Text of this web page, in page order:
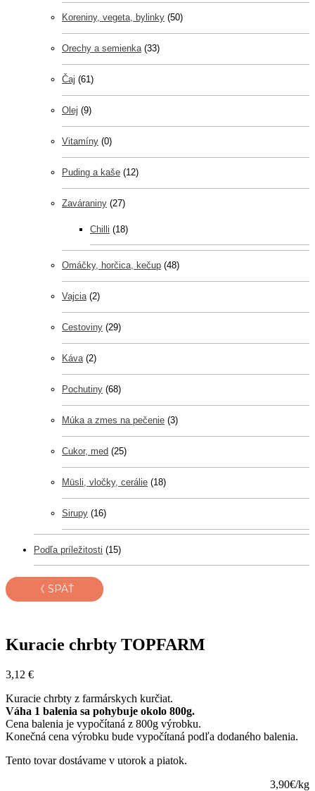
Koreniny, vegeta, bylinky (50)
Orechy a semienka (33)
Čaj (61)
Olej (9)
Vitamíny (0)
Puding a kaše (12)
Zaváraniny (27)
Chilli (18)
Omáčky, horčica, kečup (48)
Vajcia (2)
Cestoviny (29)
Káva (2)
Pochutiny (68)
Múka a zmes na pečenie (3)
Cukor, med (25)
Müsli, vločky, cerálie (18)
Sirupy (16)
Podľa príležitosti (15)
《 SPÄŤ
Kuracie chrbty TOPFARM
3,12 €
Kuracie chrbty z farmárskych kurčiat.
Váha 1 balenia sa pohybuje okolo 800g.
Cena balenia je vypočítaná z 800g výrobku.
Konečná cena výrobku bude vypočítaná podľa dodaného balenia.
Tento tovar dostávame v utorok a piatok.
3,90€/kg